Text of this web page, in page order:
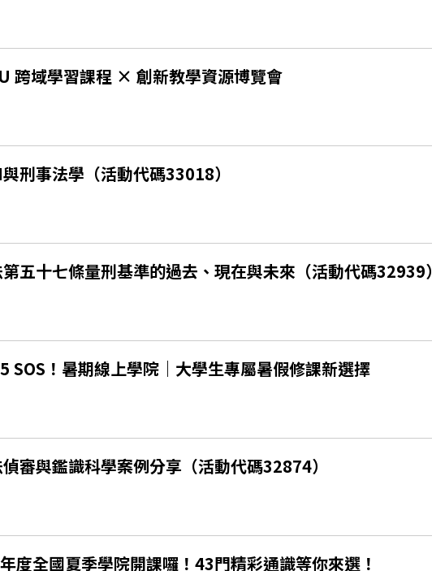
跨域學習課程 × 創新教學資源博覽會
刑事法學（活動代碼33018）
第五十七條量刑基準的過去、現在與未來（活動代碼32939）
SOS！暑期線上學院｜大學生專屬暑假修課新選擇
偵審與鑑識科學案例分享（活動代碼32874）
度全國夏季學院開課囉！43門精彩通識等你來選！